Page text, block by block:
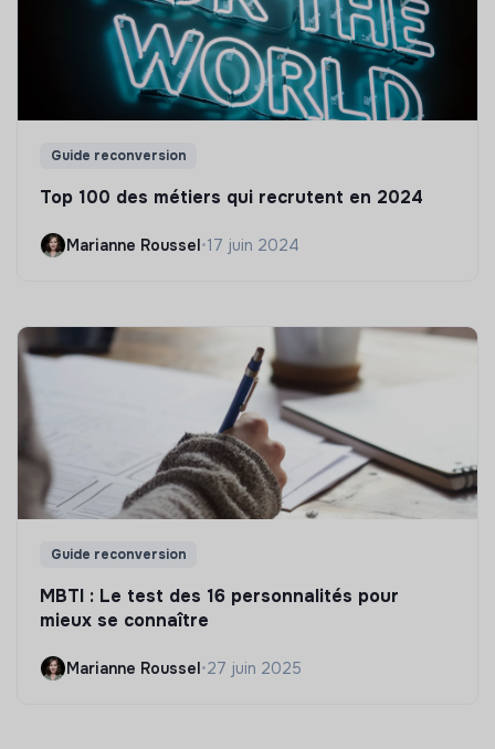
Guide reconversion
Top 100 des métiers qui recrutent en 2024
Marianne Roussel•17 juin 2024
Guide reconversion
MBTI : Le test des 16 personnalités pour
mieux se connaître
Marianne Roussel•27 juin 2025